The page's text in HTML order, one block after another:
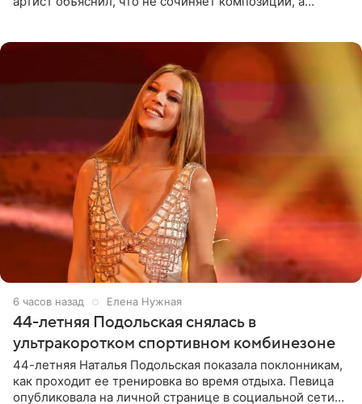
6 часов назад Елена Нужная
44-летняя Подольская снялась в
ультракоротком спортивном комбинезоне
44-летняя Наталья Подольская показала поклонникам,
как проходит ее тренировка во время отдыха. Певица
опубликовала на личной странице в социальной сети